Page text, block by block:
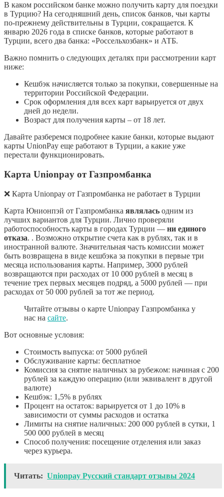
В каком российском банке можно получить карту для поездки
в Турцию? На сегодняшний день, список банков, чьи карты
по-прежнему действительны в Турции, сокращается. К
январю 2026 года в списке банков, которые работают в
Турции, всего два банка: «Россельхозбанк» и АТБ.
Важно помнить о следующих деталях при рассмотрении карт
ниже:
Кешбэк начисляется только за покупки, совершенные на
территории Российской Федерации.
Срок оформления для всех карт варьируется от двух
дней до недели.
Возраст для получения карты – от 18 лет.
Давайте разберемся подробнее какие банки, которые выдают
карты UnionPay еще работают в Турции, а какие уже
перестали функционировать.
Карта Unionpay от Газпромбанка
❌ Карта Unionpay от Газпромбанка не работает в Турции
Карта Юнионпэй от Газпромбанка являлась одним из
лучших вариантов для Турции. Лично проверяли
работоспособность карты в городах Турции — ни единого
отказа. . Возможно открытие счета как в рублях, так и в
иностранной валюте. Значительная часть комиссии может
быть возвращена в виде кешбэка за покупки в первые три
месяца использования карты. Например, 3000 рублей
возвращаются при расходах от 10 000 рублей в месяц в
течение трех первых месяцев подряд, а 5000 рублей — при
расходах от 50 000 рублей за тот же период.
Читайте отзывы о карте Unionpay Газпромбанка у
нас на сайте.
Вот основные условия:
Стоимость выпуска: от 5000 рублей
Обслуживание карты: бесплатное
Комиссия за снятие наличных за рубежом: начиная с 200
рублей за каждую операцию (или эквивалент в другой
валюте)
Кешбэк: 1,5% в рублях
Процент на остаток: варьируется от 1 до 10% в
зависимости от суммы расходов и остатка
Лимиты на снятие наличных: 200 000 рублей в сутки, 1
500 000 рублей в месяц
Способ получения: посещение отделения или заказ
через курьера.
Читать: Unionpay Русский стандарт отзывы 2024